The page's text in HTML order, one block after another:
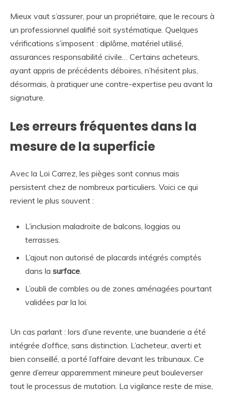
Mieux vaut s’assurer, pour un propriétaire, que le recours à
un professionnel qualifié soit systématique. Quelques
vérifications s’imposent : diplôme, matériel utilisé,
assurances responsabilité civile… Certains acheteurs,
ayant appris de précédents déboires, n’hésitent plus,
désormais, à pratiquer une contre-expertise peu avant la
signature.
Les erreurs fréquentes dans la
mesure de la superficie
Avec la Loi Carrez, les pièges sont connus mais
persistent chez de nombreux particuliers. Voici ce qui
revient le plus souvent :
L’inclusion maladroite de balcons, loggias ou
terrasses.
L’ajout non autorisé de placards intégrés comptés
dans la surface.
L’oubli de combles ou de zones aménagées pourtant
validées par la loi.
Un cas parlant : lors d’une revente, une buanderie a été
intégrée d’office, sans distinction. L’acheteur, averti et
bien conseillé, a porté l’affaire devant les tribunaux. Ce
genre d’erreur apparemment mineure peut bouleverser
tout le processus de mutation. La vigilance reste de mise,